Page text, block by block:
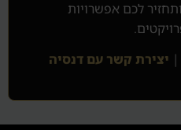
לכם אפשרויות
| יצירת קשר עם דנסיה